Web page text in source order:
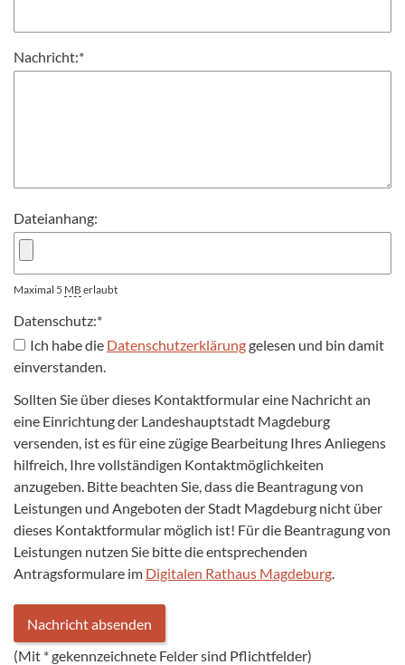
Nachricht:*
Dateianhang:
Maximal 5 MB erlaubt
Datenschutz:*
Ich habe die Datenschutzerklärunggelesen und bin damit
einverstanden.
Sollten Sie über dieses Kontaktformular eine Nachricht an
eine Einrichtung der Landeshauptstadt Magdeburg
versenden, ist es für eine zügige Bearbeitung Ihres Anliegens
hilfreich, Ihre vollständigen Kontaktmöglichkeiten
anzugeben. Bitte beachten Sie, dass die Beantragung von
Leistungen und Angeboten der Stadt Magdeburg nicht über
dieses Kontaktformular möglich ist! Für die Beantragung von
Leistungen nutzen Sie bitte die entsprechenden
Antragsformulare im Digitalen Rathaus Magdeburg.
(Mit *gekennzeichnete Felder sind Pflichtfelder)